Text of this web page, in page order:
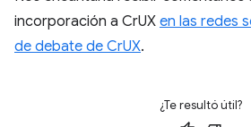
incorporación a CrUX en las redes
de debate de CrUX.
¿Te resultó útil?